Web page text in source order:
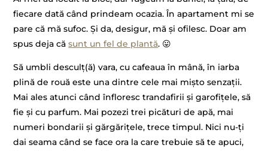
fiecare dată când prindeam ocazia. În apartament mi se
pare că mă sufoc. Și da, desigur, mă și ofilesc. Doar am
spus deja căsunt un fel de plantă. 😛
Să umbli desculț(ă) vara, cu cafeaua în mână, în iarba
plină de rouă este una dintre cele mai mișto senzații.
Mai ales atunci când înfloresc trandafirii și garofițele, să
fie și cu parfum. Mai pozezi trei picături de apă, mai
numeri bondarii și gărgărițele, trece timpul. Nici nu-ți
dai seama când se face ora la care trebuie să te apuci,